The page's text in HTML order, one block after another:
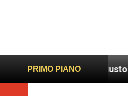
PRIMO PIANO
più sano e giusto